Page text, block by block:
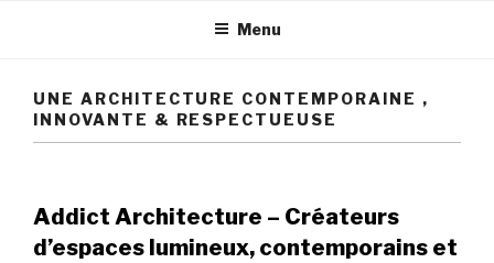
Menu
UNE ARCHITECTURE CONTEMPORAINE ,
INNOVANTE & RESPECTUEUSE
Addict Architecture – Créateurs
d’espaces lumineux, contemporains et